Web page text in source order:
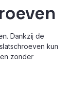
Dankzij de
kun
zonder